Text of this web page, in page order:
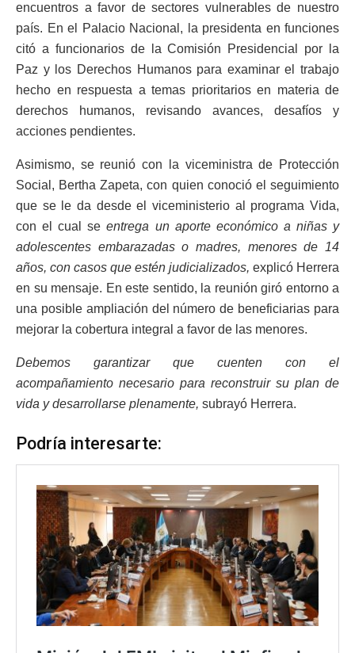
encuentros a favor de sectores vulnerables de nuestro
país. En el Palacio Nacional, la presidenta en funciones
citó a funcionarios de la Comisión Presidencial por la
Paz y los Derechos Humanos para examinar el trabajo
hecho en respuesta a temas prioritarios en materia de
derechos humanos, revisando avances, desafíos y
acciones pendientes.
Asimismo, se reunió con la viceministra de Protección
Social, Bertha Zapeta, con quien conoció el seguimiento
que se le da desde el viceministerio al programa Vida,
con el cual seentrega un aporte económico a niñas y
adolescentes embarazadas o madres, menores de 14
años, con casos que estén judicializados, explicó Herrera
en su mensaje. En este sentido, la reunión giró entorno a
una posible ampliación del número de beneficiarias para
mejorar la cobertura integral a favor de las menores.
Debemos garantizar que cuenten con el
acompañamiento necesario para reconstruir su plan de
vida y desarrollarse plenamente, subrayó Herrera.
Podría interesarte: